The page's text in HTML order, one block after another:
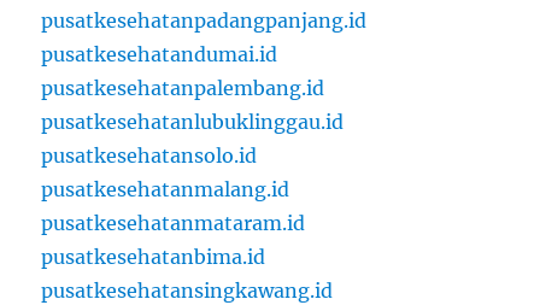
pusatkesehatanpadangpanjang.id
pusatkesehatandumai.id
pusatkesehatanpalembang.id
pusatkesehatanlubuklinggau.id
pusatkesehatansolo.id
pusatkesehatanmalang.id
pusatkesehatanmataram.id
pusatkesehatanbima.id
pusatkesehatansingkawang.id